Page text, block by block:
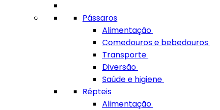
Pássaros
Alimentação
Comedouros e bebedouros
Transporte
Diversão
Saúde e higiene
Répteis
Alimentação